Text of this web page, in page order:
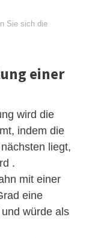
Sie sich die
einer
wird die
indem die
liegt,
.
mit einer
eine
würde als